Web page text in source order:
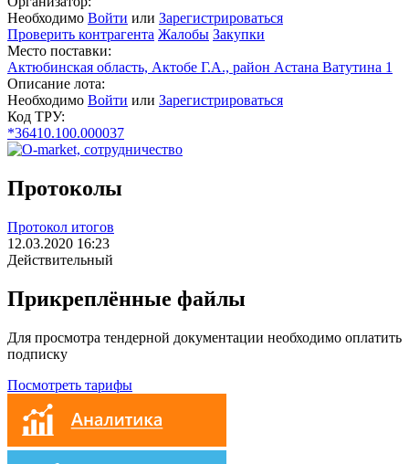
Необходимо Войти или Зарегистрироваться
Проверить контрагента Жалобы Закупки
Место поставки:
Актюбинская область, Актобе Г.А., район Астана Ватутина 1
Описание лота:
Необходимо Войти или Зарегистрироваться
Код ТРУ:
*36410.100.000037
Протоколы
Протокол итогов
12.03.2020 16:23
Действительный
Прикреплённые файлы
Для просмотра тендерной документации необходимо оплатить
подписку
Посмотреть тарифы